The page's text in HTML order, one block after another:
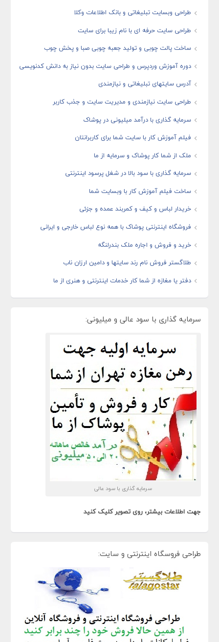
طراحی وبسایت تبلیغاتی و بانک اطلاعات وکلا
طراحی سایت حرفه ای با نام زیبا برای سایت
ساخت پالت چوبی و تولید جعبه چوبی صبا و پخش چوب
دوره آموزش وردپرس و طراحی سایت بدون نیاز به دانش کدنویسی
آدرس سایتهای تبلیغاتی و نیازمندی
طراحی سایت نیازمندی و مدیریت سایت و جذب کاربر
سرمایه گذاری با درآمد میلیونی در پوشاک
فیلم آموزش کار با سایت شما برای کاربرانتان
ملک از شما کار پوشاک و سرمایه از ما
سرمایه گذاری با سود بالا در شغل پرسود اینترنتی
ساخت فیلم آموزش کار با وبسایت شما
خریدار لباس و کیف و کمربند عمده و جزئی
فروشگاه اینترنتی پوشاک با همه نوع لباس خارجی و ایرانی
خرید و فروش و اجاره ملک بندرلنگه
طلاگستر فروش نام رند سایتها و دامین ارزان ناب
دفتر یا مغازه از شما کار خدمات اینترنتی و هنری از ما
سرمایه گذاری با سود عالی و میلیونی:
سرمایه گذاری با سود عالی
جهت اطلاعات بیشتر، روی تصویر کلیک کنید
طراحی فروسگاه اینترنتی و سایت: